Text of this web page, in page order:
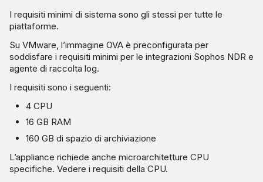
I requisiti minimi di sistema sono gli stessi per tutte le
piattaforme.
Su VMware, l’immagine OVA è preconfigurata per
soddisfare i requisiti minimi per le integrazioni Sophos NDR e
agente di raccolta log.
I requisiti sono i seguenti:
4 CPU
16 GB RAM
160 GB di spazio di archiviazione
L’appliance richiede anche microarchitetture CPU
specifiche. Vedere i requisiti della CPU.